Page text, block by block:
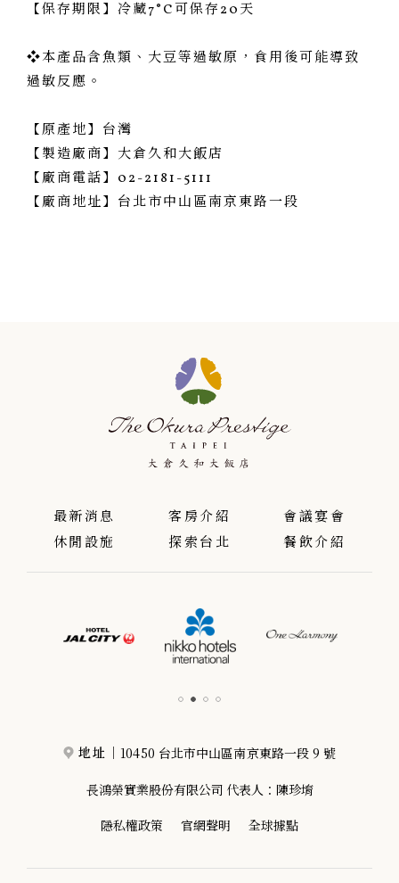
【保存期限】冷藏7°C可保存20天
❖本產品含魚類、大豆等過敏原，食用後可能導致
過敏反應。
【原產地】台灣
【製造廠商】大倉久和大飯店
【廠商電話】02-2181-5111
【廠商地址】台北市中山區南京東路一段
最新消息 客房介紹
會議宴會
休閒設施
探索台北 餐飲介紹
地址｜ 10450 台北市中山區南京東路一段 9 號
長鴻榮實業股份有限公司 代表人：陳珍堉
隱私權政策 官網聲明 全球據點